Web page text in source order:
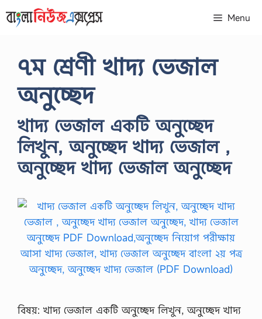
to
Menu
৭ম শ্রেণী খাদ্য ভেজাল
অনুচ্ছেদ
খাদ্য ভেজাল একটি অনুচ্ছেদ
লিখুন, অনুচ্ছেদ খাদ্য ভেজাল ,
অনুচ্ছেদ খাদ্য ভেজাল অনুচ্ছেদ
বিষয়: খাদ্য ভেজাল একটি অনুচ্ছেদ লিখুন, অনুচ্ছেদ খাদ্য